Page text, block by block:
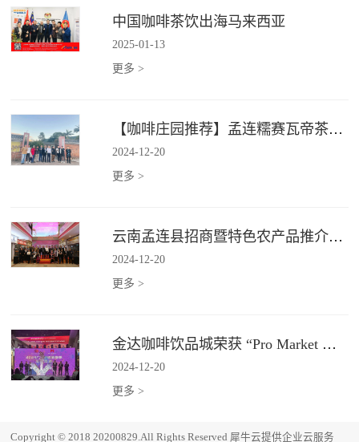
中国咖啡茶饮出海马来西亚
2025-01-13
更多 >
【咖啡庄园推荐】孟连糯赛瓦帝茶咖庄园
2024-12-20
更多 >
云南孟连县招商暨特色农产品推介会在广州金达圆满举行
2024-12-20
更多 >
金达咖啡饮品城荣获 “Pro Market 湾区必逛市场”
2024-12-20
更多 >
Copyright © 2018 20200829.All Rights Reserved 犀牛云提供企业云服务